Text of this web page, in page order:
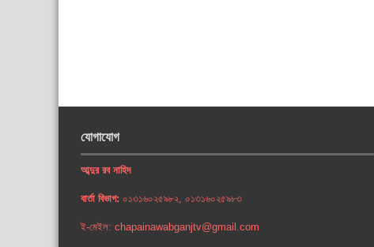
যোগাযোগ
আব্দুর রব নাহিদ
বার্তা বিভাগ: ০১৩১৬০২৫৯৮২, ০১৩১৬০২৫৯৮৩
ই-মেইল: chapainawabganjtv@gmail.com